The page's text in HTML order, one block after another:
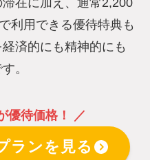
利用できる優待特典も
済的にも精神的にも
。
優待価格！ ／
ランを見る